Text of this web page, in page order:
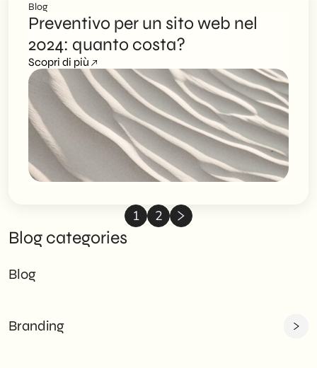
Blog
Preventivo per un sito web nel
2024: quanto costa?
Scopri di più
1 2
Blog categories
Blog
Branding